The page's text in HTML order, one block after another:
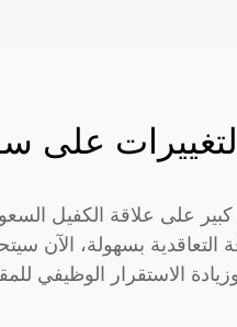
على
على علاقة الكفيل
التعاقدية بسهولة، الآن
الاستقرار الوظيفي